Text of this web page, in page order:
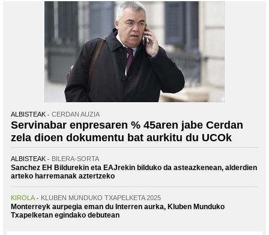
ALBISTEAK CERDAN AUZIA
Servinabar enpresaren % 45aren jabe Cerdan
zela dioen dokumentu bat aurkitu du UCOk
ALBISTEAK BILERA-SORTA
Sanchez EH Bildurekin eta EAJrekin bilduko da asteazkenean, alderdien
arteko harremanak aztertzeko
KIROLA KLUBEN MUNDUKO TXAPELKETA 2025
Monterreyk aurpegia eman du Interren aurka, Kluben Munduko
Txapelketan egindako debutean